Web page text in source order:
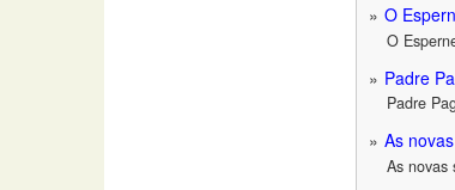
O
O
Padre
Padre
As
As novas